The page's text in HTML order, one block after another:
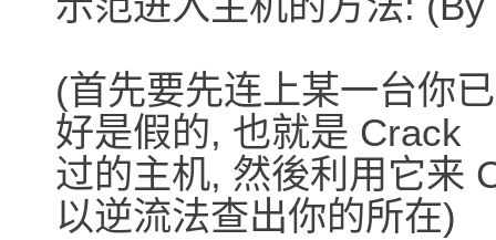
(首先要先连上某一台你
好是假的, 也就是 Crack
过的主机, 然後利用它来
以逆流法查出你的所在)